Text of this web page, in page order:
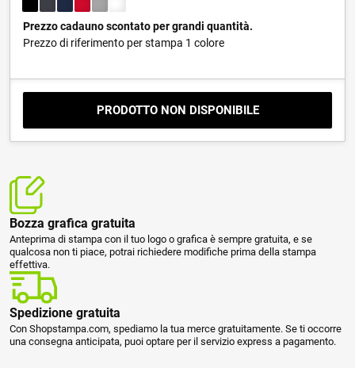
Prezzo cadauno scontato per grandi quantità.
Prezzo di riferimento per stampa 1 colore
PRODOTTO NON DISPONIBILE
Bozza grafica gratuita
Anteprima di stampa con il tuo logo o grafica è sempre gratuita, e se
qualcosa non ti piace, potrai richiedere modifiche prima della stampa
effettiva.
Spedizione gratuita
Con Shopstampa.com, spediamo la tua merce gratuitamente. Se ti occorre
una consegna anticipata, puoi optare per il servizio express a pagamento.